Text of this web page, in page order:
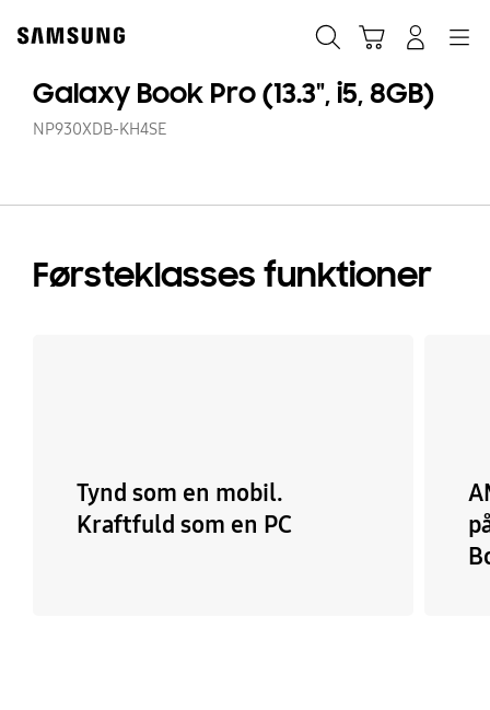
content
Galaxy Book Pro (13.3", i5, 8GB)
NP930XDB-KH4SE
Førsteklasses funktioner
Tynd som en mobil.
Kraftfuld som en PC